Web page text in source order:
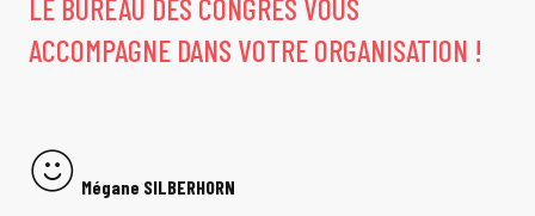
LE BUREAU DES CONGRÈS VOUS
ACCOMPAGNE DANS VOTRE ORGANISATION !
Mégane SILBERHORN